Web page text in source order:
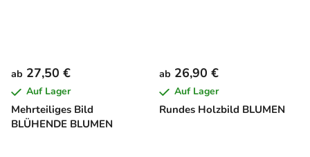
Mehrteiliges Bild
BLÜHENDE BLUMEN
ab 27,50 €
Auf Lager
Rundes Holzbild BLUMEN
ab 26,90 €
Auf Lager